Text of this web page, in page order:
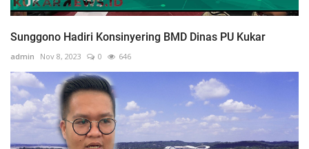
Sunggono Hadiri Konsinyering BMD Dinas PU Kukar
admin Nov 8, 2023 0 646